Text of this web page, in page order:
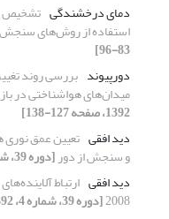
دمای درخشندگی تشخیص
استفاده از روش‌‌‌های سنجش
83-96]
دورپیوند بررسی روند
میدان‌‌های هواشناختی در بازه زمانی
1392، صفحه 127-138]
دید افقی تعیین عمق نوری
و سنجش از دور[دوره 39، شماره 1، 1392، صفحه 163-174]
دید افقی ارتباط
2008[دوره 39، شماره 4، 1392، صفحه 109-122]